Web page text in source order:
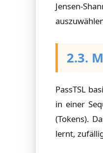
Jensen-
2.3.
PassTSL
in einer
(Tokens).
lernt,